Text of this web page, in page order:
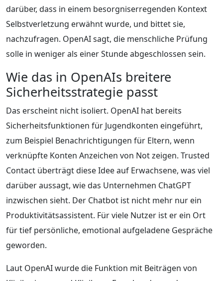
darüber, dass in einem besorgniserregenden Kontext
Selbstverletzung erwähnt wurde, und bittet sie,
nachzufragen. OpenAI sagt, die menschliche Prüfung
solle in weniger als einer Stunde abgeschlossen sein.
Wie das in OpenAIs breitere
Sicherheitsstrategie passt
Das erscheint nicht isoliert. OpenAI hat bereits
Sicherheitsfunktionen für Jugendkonten eingeführt,
zum Beispiel Benachrichtigungen für Eltern, wenn
verknüpfte Konten Anzeichen von Not zeigen. Trusted
Contact überträgt diese Idee auf Erwachsene, was viel
darüber aussagt, wie das Unternehmen ChatGPT
inzwischen sieht. Der Chatbot ist nicht mehr nur ein
Produktivitätsassistent. Für viele Nutzer ist er ein Ort
für tief persönliche, emotional aufgeladene Gespräche
geworden.
Laut OpenAI wurde die Funktion mit Beiträgen von